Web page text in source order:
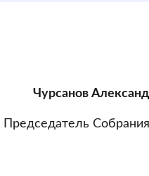
Чурсанов
Председатель